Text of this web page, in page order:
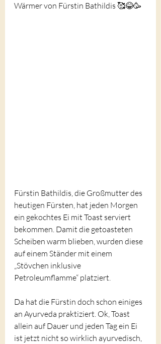
Wärmer von Fürstin Bathildis 🥰😂🥳
Fürstin Bathildis, die Großmutter des
heutigen Fürsten, hat jeden Morgen
ein gekochtes Ei mit Toast serviert
bekommen. Damit die getoasteten
Scheiben warm blieben, wurden diese
auf einem Ständer mit einem
„Stövchen inklusive
Petroleumflamme“ platziert.
Da hat die Fürstin doch schon einiges
an Ayurveda praktiziert. Ok, Toast
allein auf Dauer und jeden Tag ein Ei
ist jetzt nicht so wirklich ayurvedisch,